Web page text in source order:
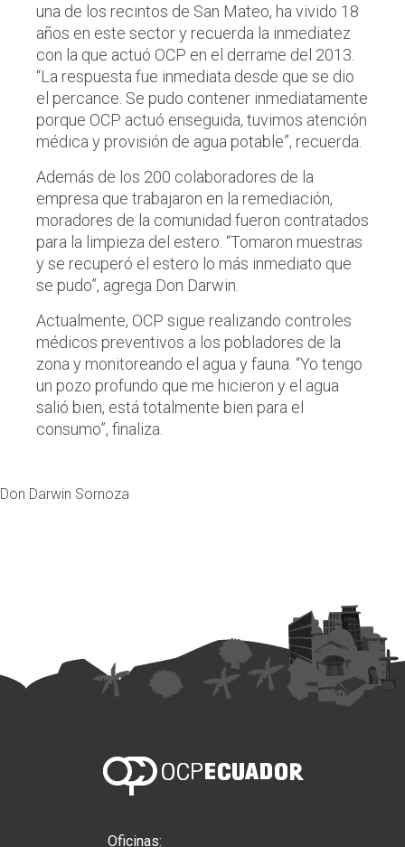
una de los recintos de San Mateo, ha vivido 18
años en este sector y recuerda la inmediatez
con la que actuó OCP en el derrame del 2013.
“La respuesta fue inmediata desde que se dio
el percance. Se pudo contener inmediatamente
porque OCP actuó enseguida, tuvimos atención
médica y provisión de agua potable”, recuerda.
Además de los 200 colaboradores de la
empresa que trabajaron en la remediación,
moradores de la comunidad fueron contratados
para la limpieza del estero. “Tomaron muestras
y se recuperó el estero lo más inmediato que
se pudo”, agrega Don Darwin.
Actualmente, OCP sigue realizando controles
médicos preventivos a los pobladores de la
zona y monitoreando el agua y fauna. “Yo tengo
un pozo profundo que me hicieron y el agua
salió bien, está totalmente bien para el
consumo”, finaliza.
Don Darwin Sornoza
Oficinas: